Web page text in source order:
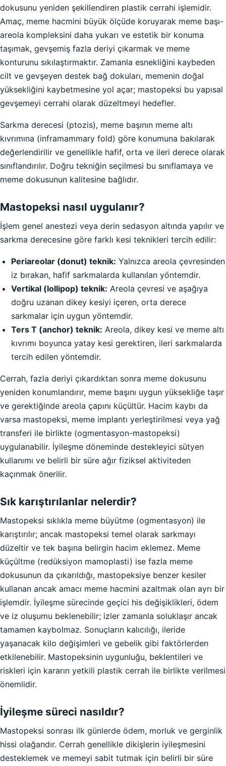
dokusunu yeniden şekillendiren plastik cerrahi işlemidir.
Amaç, meme hacmini büyük ölçüde koruyarak meme başı-
areola kompleksini daha yukarı ve estetik bir konuma
taşımak, gevşemiş fazla deriyi çıkarmak ve meme
konturunu sıkılaştırmaktır. Zamanla esnekliğini kaybeden
cilt ve gevşeyen destek bağ dokuları, memenin doğal
yüksekliğini kaybetmesine yol açar; mastopeksi bu yapısal
gevşemeyi cerrahi olarak düzeltmeyi hedefler.
Sarkma derecesi (ptozis), meme başının meme altı
kıvrımına (inframammary fold) göre konumuna bakılarak
değerlendirilir ve genellikle hafif, orta ve ileri derece olarak
sınıflandırılır. Doğru tekniğin seçilmesi bu sınıflamaya ve
meme dokusunun kalitesine bağlıdır.
Mastopeksi nasıl uygulanır?
İşlem genel anestezi veya derin sedasyon altında yapılır ve
sarkma derecesine göre farklı kesi teknikleri tercih edilir:
Periareolar (donut) teknik: Yalnızca areola çevresinden
iz bırakan, hafif sarkmalarda kullanılan yöntemdir.
Vertikal (lollipop) teknik: Areola çevresi ve aşağıya
doğru uzanan dikey kesiyi içeren, orta derece
sarkmalar için uygun yöntemdir.
Ters T (anchor) teknik: Areola, dikey kesi ve meme altı
kıvrımı boyunca yatay kesi gerektiren, ileri sarkmalarda
tercih edilen yöntemdir.
Cerrah, fazla deriyi çıkardıktan sonra meme dokusunu
yeniden konumlandırır, meme başını uygun yüksekliğe taşır
ve gerektiğinde areola çapını küçültür. Hacim kaybı da
varsa mastopeksi, meme implantı yerleştirilmesi veya yağ
transferi ile birlikte (ogmentasyon-mastopeksi)
uygulanabilir. İyileşme döneminde destekleyici sütyen
kullanımı ve belirli bir süre ağır fiziksel aktiviteden
kaçınmak önerilir.
Sık karıştırılanlar nelerdir?
Mastopeksi sıklıkla meme büyütme (ogmentasyon) ile
karıştırılır; ancak mastopeksi temel olarak sarkmayı
düzeltir ve tek başına belirgin hacim eklemez. Meme
küçültme (redüksiyon mamoplasti) ise fazla meme
dokusunun da çıkarıldığı, mastopeksiye benzer kesiler
kullanan ancak amacı meme hacmini azaltmak olan ayrı bir
işlemdir. İyileşme sürecinde geçici his değişiklikleri, ödem
ve iz oluşumu beklenebilir; izler zamanla soluklaşır ancak
tamamen kaybolmaz. Sonuçların kalıcılığı, ileride
yaşanacak kilo değişimleri ve gebelik gibi faktörlerden
etkilenebilir. Mastopeksinin uygunluğu, beklentileri ve
riskleri için kararın yetkili plastik cerrah ile birlikte verilmesi
önemlidir.
İyileşme süreci nasıldır?
Mastopeksi sonrası ilk günlerde ödem, morluk ve gerginlik
hissi olağandır. Cerrah genellikle dikişlerin iyileşmesini
desteklemek ve memeyi sabit tutmak için belirli bir süre